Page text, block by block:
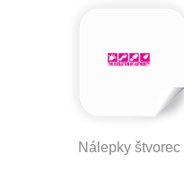
Nálepky štvorec